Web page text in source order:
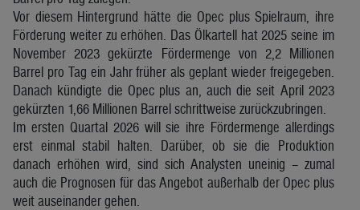
Vor diesem Hintergrund hätte die Opec plus Spielraum, ihre
Förderung weiter zu erhöhen. Das Ölkartell hat 2025 seine im
November 2023 gekürzte Fördermenge von 2,2 Millionen
Barrel pro Tag ein Jahr früher als geplant wieder freigegeben.
Danach kündigte die Opec plus an, auch die seit April 2023
gekürzten 1,66 Millionen Barrel schrittweise zurückzubringen.
Im ersten Quartal 2026 will sie ihre Fördermenge allerdings
erst einmal stabil halten. Darüber, ob sie die Produktion
danach erhöhen wird, sind sich Analysten uneinig – zumal
auch die Prognosen für das Angebot außerhalb der Opec plus
weit auseinander gehen.